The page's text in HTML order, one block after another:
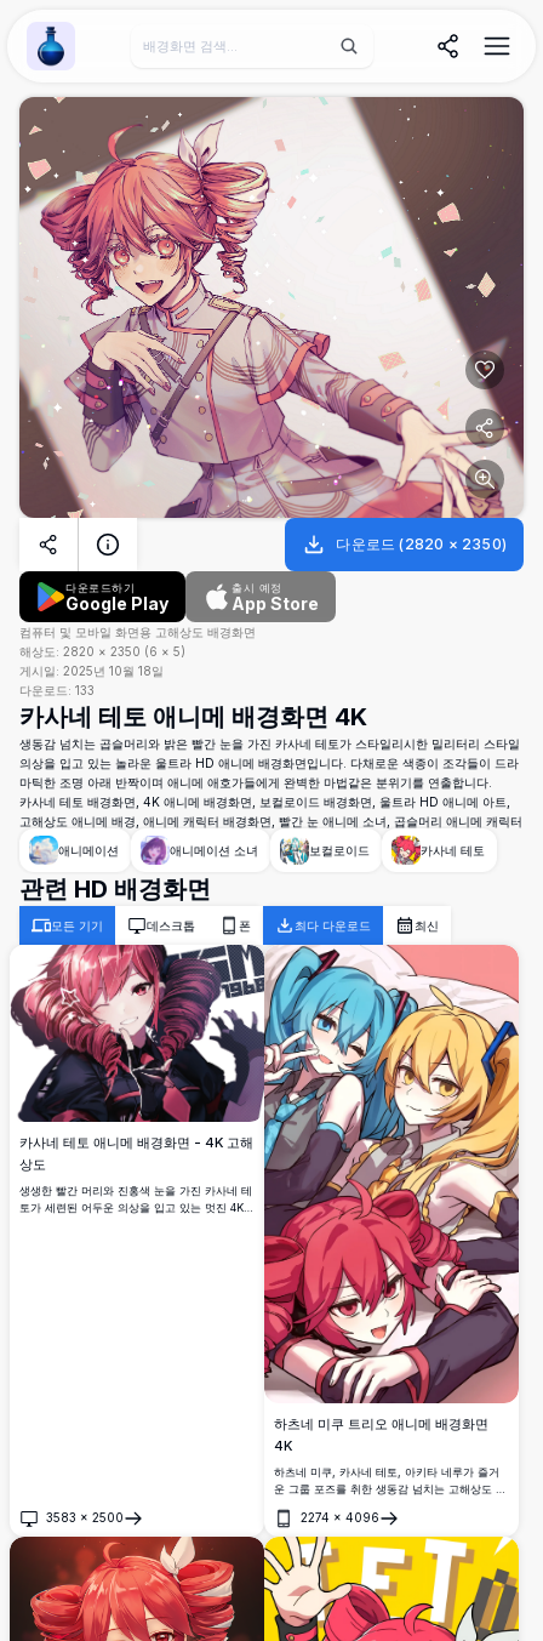
Wallpaper Alchemy
다운로드 (2820 × 2350)
다운로드하기
Google Play
출시 예정
App Store
컴퓨터 및 모바일 화면용 고해상도 배경화면
해상도: 2820 × 2350 (6 × 5)
게시일: 2025년 10월 18일
다운로드: 133
카사네 테토 애니메 배경화면 4K
생동감 넘치는 곱슬머리와 밝은 빨간 눈을 가진 카사네 테토가 스타일리시한 밀리터리 스타일
의상을 입고 있는 놀라운 울트라 HD 애니메 배경화면입니다. 다채로운 색종이 조각들이 드라
마틱한 조명 아래 반짝이며 애니메 애호가들에게 완벽한 마법같은 분위기를 연출합니다.
카사네 테토 배경화면, 4K 애니메 배경화면, 보컬로이드 배경화면, 울트라 HD 애니메 아트,
고해상도 애니메 배경, 애니메 캐릭터 배경화면, 빨간 눈 애니메 소녀, 곱슬머리 애니메 캐릭터
애니메이션
애니메이션 소녀 보컬로이드 카사네 테토
관련 HD 배경화면
모든 기기 데스크톱 폰 최다 다운로드 최신
카사네 테토 애니메 배경화면 - 4K 고해
상도
생생한 빨간 머리와 진홍색 눈을 가진 카사네 테
토가 세련된 어두운 의상을 입고 있는 멋진 4K
3583 × 2500
열기
하츠네 미쿠 트리오 애니메 배경화면
4K
하츠네 미쿠, 카사네 테토, 아키타 네루가 즐거
운 그룹 포즈를 취한 생동감 넘치는 고해상도 애
Vocaloid 캐릭터들의 시그니처인 파란색, 금발,
분홍색 머리를 보여주며, 애니메 애호가와 일본
가상 가수 팬들에게 완벽합니다.
2274 × 4096
열기